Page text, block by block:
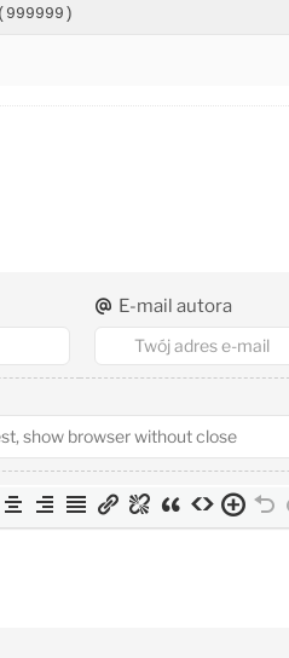
E-mail autora